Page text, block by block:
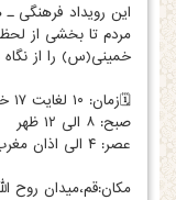
این رویداد
مردم تا بخشی از
خمینی(س) را از نگاه
🗓زمان: ۱۰ لغایت ۱۷ خردادماه ۱۴۰۵
صبح: ۸ الی ۱۲ ظهر
عصر: ۴ الی اذان مغرب و عشا
مکان:قم،میدان روح